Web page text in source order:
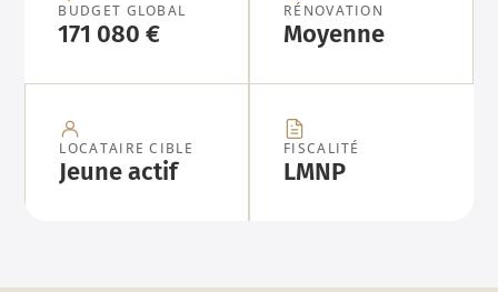
BUDGET GLOBAL
171 080 €
RÉNOVATION
Moyenne
LOCATAIRE CIBLE
Jeune actif
FISCALITÉ
LMNP